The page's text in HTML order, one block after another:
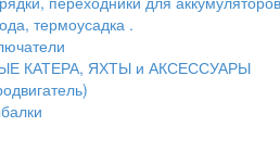
термоусадка .
КАТЕРА, ЯХТЫ и АКСЕССУАРЫ